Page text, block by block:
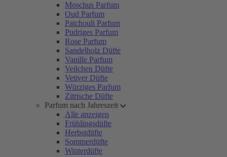
Moschus Parfum
Oud Parfum
Patchouli Parfum
Pudriges Parfum
Rose Parfum
Sandelholz Düfte
Vanille Parfum
Veilchen Düfte
Vetiver Düfte
Würziges Parfum
Zitrische Düfte
Parfum nach Jahreszeit
Alle anzeigen
Frühlingsdüfte
Herbstdüfte
Sommerdüfte
Winterdüfte